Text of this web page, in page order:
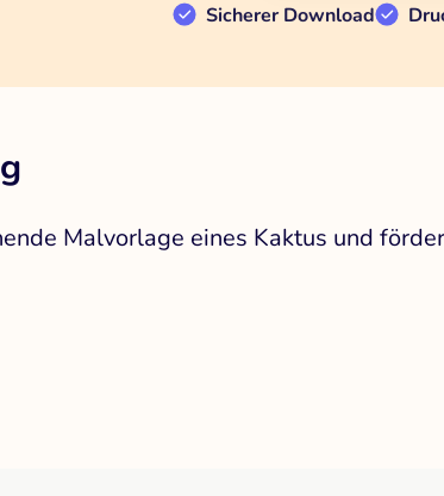
Sicherer Download
Malvorlage eines Kaktus und